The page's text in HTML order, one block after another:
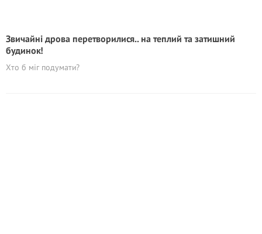
Звичайні дрова перетворилися.. на теплий та затишний
будинок!
Хто б міг подумати?